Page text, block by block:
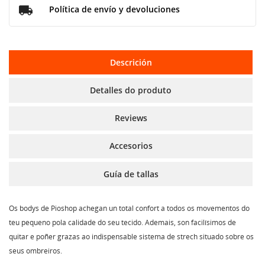
Política de envío y devoluciones
Descrición
Detalles do produto
Reviews
Accesorios
Guía de tallas
Os bodys de Pioshop achegan un total confort a todos os movementos do
teu pequeno pola calidade do seu tecido. Ademais, son facilísimos de
quitar e poñer grazas ao indispensable sistema de strech situado sobre os
seus ombreiros.